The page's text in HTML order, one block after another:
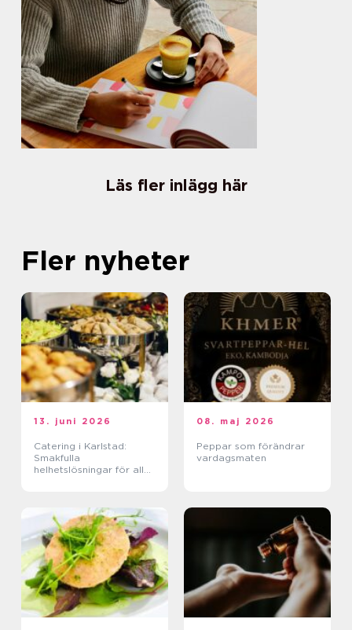
Läs fler inlägg här
Fler nyheter
13. juni 2026
Catering i Karlstad:
Smakfulla
helhetslösningar för alla
08. maj 2026
Peppar som förändrar
vardagsmaten